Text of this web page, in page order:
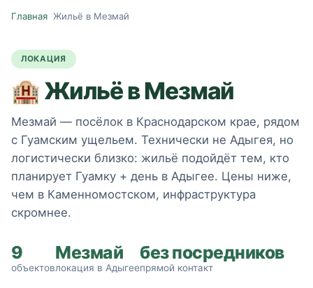
Главная ·Жильё в Мезмай
ЛОКАЦИЯ
🏨Жильё в Мезмай
Мезмай — посёлок в Краснодарском крае, рядом
с Гуамским ущельем. Технически не Адыгея, но
логистически близко: жильё подойдёт тем, кто
планирует Гуамку + день в Адыгее. Цены ниже,
чем в Каменномостском, инфраструктура
скромнее.
9
объектов
Мезмай
локация в Адыгее
без посредников
прямой контакт